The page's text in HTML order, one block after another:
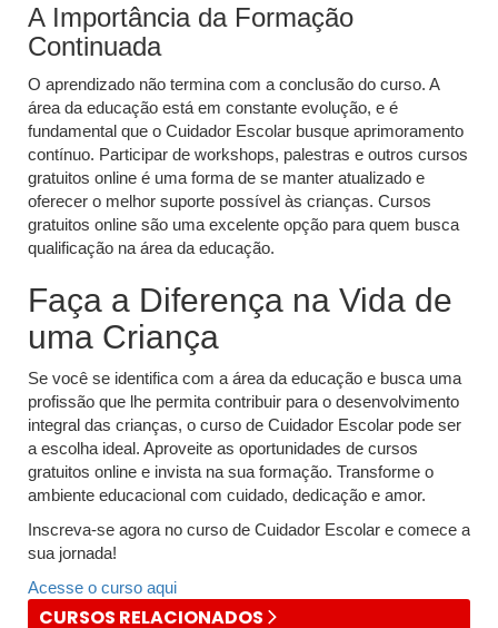
A Importância da Formação
Continuada
O aprendizado não termina com a conclusão do curso. A
área da educação está em constante evolução, e é
fundamental que o Cuidador Escolar busque aprimoramento
contínuo. Participar de workshops, palestras e outros cursos
gratuitos online é uma forma de se manter atualizado e
oferecer o melhor suporte possível às crianças. Cursos
gratuitos online são uma excelente opção para quem busca
qualificação na área da educação.
Faça a Diferença na Vida de
uma Criança
Se você se identifica com a área da educação e busca uma
profissão que lhe permita contribuir para o desenvolvimento
integral das crianças, o curso de Cuidador Escolar pode ser
a escolha ideal. Aproveite as oportunidades de cursos
gratuitos online e invista na sua formação. Transforme o
ambiente educacional com cuidado, dedicação e amor.
Inscreva-se agora no curso de Cuidador Escolar e comece a
sua jornada!
Acesse o curso aqui
CURSOS RELACIONADOS